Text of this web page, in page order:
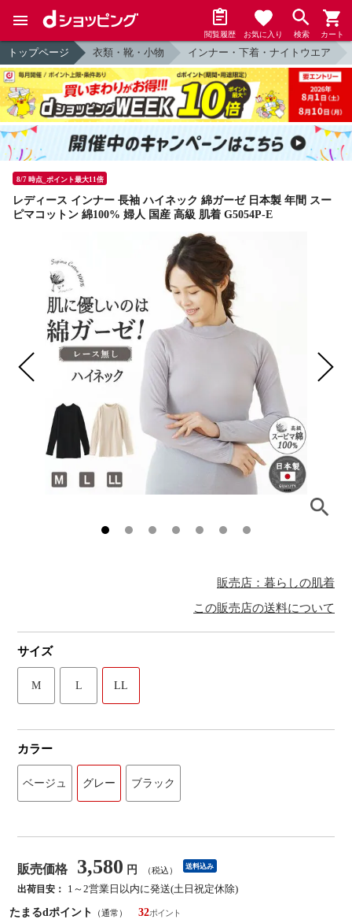
閲覧履歴 お気に入り 検索 カート
トップページ 衣類・靴・小物 インナー・下着・ナイトウエア
8/7 時点_ポイント最大11倍
レディース インナー 長袖 ハイネック 綿ガーゼ 日本製 年間 スー
ピマコットン 綿100% 婦人 国産 高級 肌着 G5054P-E
販売店：暮らしの肌着
この販売店の送料について
サイズ
M L LL
カラー
ベージュ グレー ブラック
販売価格 3,580 円 （税込） 送料込み
出荷目安：
1～2営業日以内に発送(土日祝定休除)
たまるdポイント
（通常）
32